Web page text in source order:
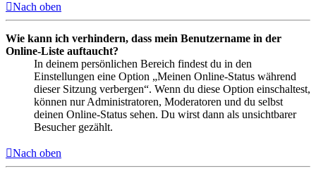
Nach oben
Wie kann ich verhindern, dass mein Benutzername in der
Online-Liste auftaucht?
In deinem persönlichen Bereich findest du in den
Einstellungen eine Option „Meinen Online-Status während
dieser Sitzung verbergen“. Wenn du diese Option einschaltest,
können nur Administratoren, Moderatoren und du selbst
deinen Online-Status sehen. Du wirst dann als unsichtbarer
Besucher gezählt.
Nach oben